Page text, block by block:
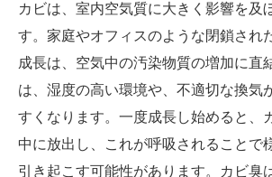
カビは、室内空気質に大きく影響を及
す。家庭やオフィスのような閉鎖され
成長は、空気中の汚染物質の増加に直
は、湿度の高い環境や、不適切な換気
すくなります。一度成長し始めると、
中に放出し、これが呼吸されることで
引き起こす可能性があります。カビ臭